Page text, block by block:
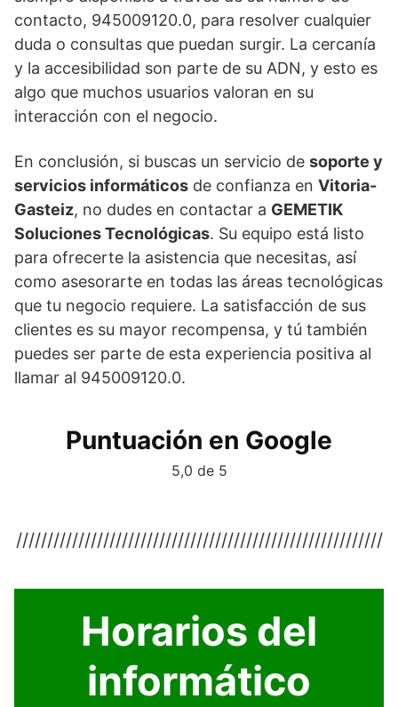
contacto, 945009120.0, para resolver cualquier
duda o consultas que puedan surgir. La cercanía
y la accesibilidad son parte de su ADN, y esto es
algo que muchos usuarios valoran en su
interacción con el negocio.
En conclusión, si buscas un servicio de soporte y
servicios informáticos de confianza en Vitoria-
Gasteiz, no dudes en contactar a GEMETIK
Soluciones Tecnológicas. Su equipo está listo
para ofrecerte la asistencia que necesitas, así
como asesorarte en todas las áreas tecnológicas
que tu negocio requiere. La satisfacción de sus
clientes es su mayor recompensa, y tú también
puedes ser parte de esta experiencia positiva al
llamar al 945009120.0.
Puntuación en Google
5,0 de 5
///////////////////////////////////////////////////////////
Horarios del
informático